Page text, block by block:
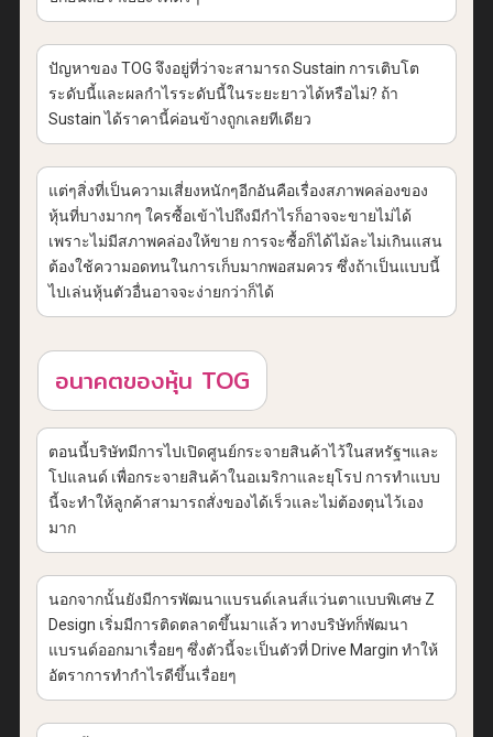
ปัญหาของ TOG จึงอยู่ที่ว่าจะสามารถ Sustain การเติบโต
ระดับนี้และผลกำไรระดับนี้ในระยะยาวได้หรือไม่? ถ้า
Sustain ได้ราคานี้ค่อนข้างถูกเลยทีเดียว
แต่ๆสิ่งที่เป็นความเสี่ยงหนักๆอีกอันคือเรื่องสภาพคล่องของ
หุ้นที่บางมากๆ ใครซื้อเข้าไปถึงมีกำไรก็อาจจะขายไม่ได้
เพราะไม่มีสภาพคล่องให้ขาย การจะซื้อก็ได้ไม้ละไม่เกินแสน
ต้องใช้ความอดทนในการเก็บมากพอสมควร ซึ่งถ้าเป็นแบบนี้
ไปเล่นหุ้นตัวอื่นอาจจะง่ายกว่าก็ได้
อนาคตของหุ้น TOG
ตอนนี้บริษัทมีการไปเปิดศูนย์กระจายสินค้าไว้ในสหรัฐฯและ
โปแลนด์ เพื่อกระจายสินค้าในอเมริกาและยุโรป การทำแบบ
นี้จะทำให้ลูกค้าสามารถสั่งของได้เร็วและไม่ต้องตุนไว้เอง
มาก
นอกจากนั้นยังมีการพัฒนาแบรนด์เลนส์แว่นตาแบบพิเศษ Z
Design เริ่มมีการติดตลาดขึ้นมาแล้ว ทางบริษัทก็พัฒนา
แบรนด์ออกมาเรื่อยๆ ซึ่งตัวนี้จะเป็นตัวที่ Drive Margin ทำให้
อัตราการทำกำไรดีขึ้นเรื่อยๆ